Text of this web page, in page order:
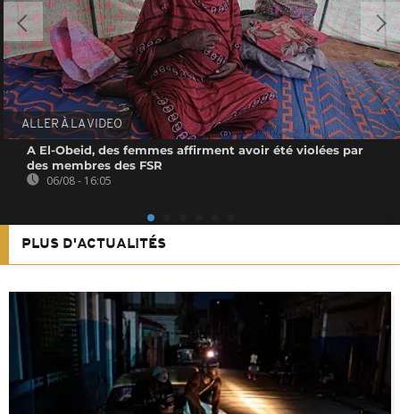
ALLER À LA VIDEO
A El-Obeid, des femmes affirment avoir été violées par
des membres des FSR
06/08 - 16:05
PLUS D'ACTUALITÉS